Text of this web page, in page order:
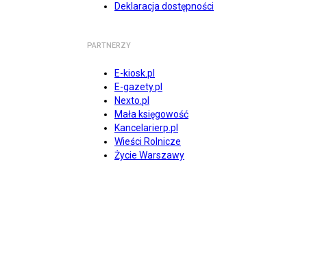
Deklaracja dostępności
PARTNERZY
E-kiosk.pl
E-gazety.pl
Nexto.pl
Mała księgowość
Kancelarierp.pl
Wieści Rolnicze
Życie Warszawy